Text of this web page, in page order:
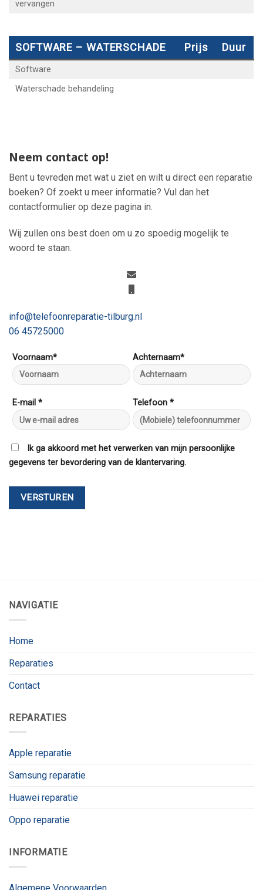
vervangen
SOFTWARE – WATERSCHADE Prijs Duur
Software
Waterschade behandeling
Neem contact op!
Bent u tevreden met wat u ziet en wilt u direct een reparatie
boeken? Of zoekt u meer informatie? Vul dan het
contactformulier op deze pagina in.
Wij zullen ons best doen om u zo spoedig mogelijk te
woord te staan.
info@telefoonreparatie-tilburg.nl
06 45725000
Voornaam* Achternaam*
E-mail * Telefoon *
Ik ga akkoord met het verwerken van mijn persoonlijke
gegevens ter bevordering van de klantervaring.
NAVIGATIE
Home
Reparaties
Contact
REPARATIES
Apple reparatie
Samsung reparatie
Huawei reparatie
Oppo reparatie
INFORMATIE